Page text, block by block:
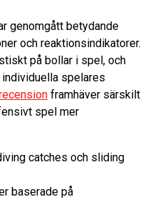
genomgått betydande
och reaktionsindikatorer.
på bollar i spel, och
spelares
framhäver särskilt
spel mer
catches och sliding
baserade på